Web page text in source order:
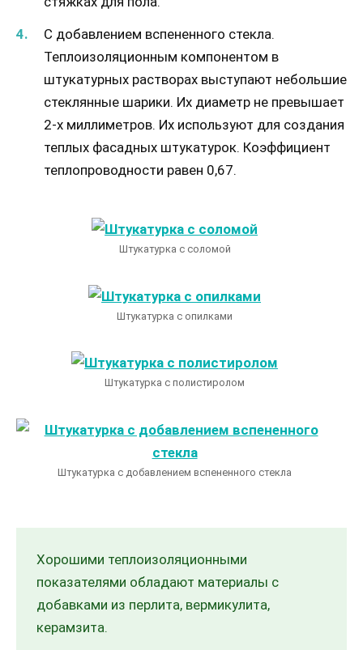
С добавлением вспененного стекла.
Теплоизоляционным компонентом в
штукатурных растворах выступают небольшие
стеклянные шарики. Их диаметр не превышает
2-х миллиметров. Их используют для создания
теплых фасадных штукатурок. Коэффициент
теплопроводности равен 0,67.
Штукатурка с соломой
Штукатурка с опилками
Штукатурка с полистиролом
Штукатурка с добавлением вспененного стекла
Хорошими теплоизоляционными
показателями обладают материалы с
добавками из перлита, вермикулита,
керамзита.